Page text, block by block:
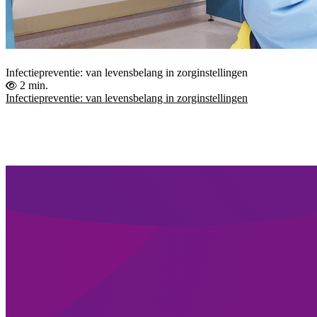
Infectiepreventie: van levensbelang in zorginstellingen
2 min.
Infectiepreventie: van levensbelang in zorginstellingen